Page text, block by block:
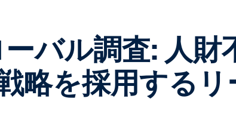
バル調査: 人財
略を採用する